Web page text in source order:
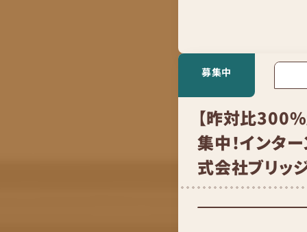
募集中
【昨対比
集中！インタ
式会社ブリッ